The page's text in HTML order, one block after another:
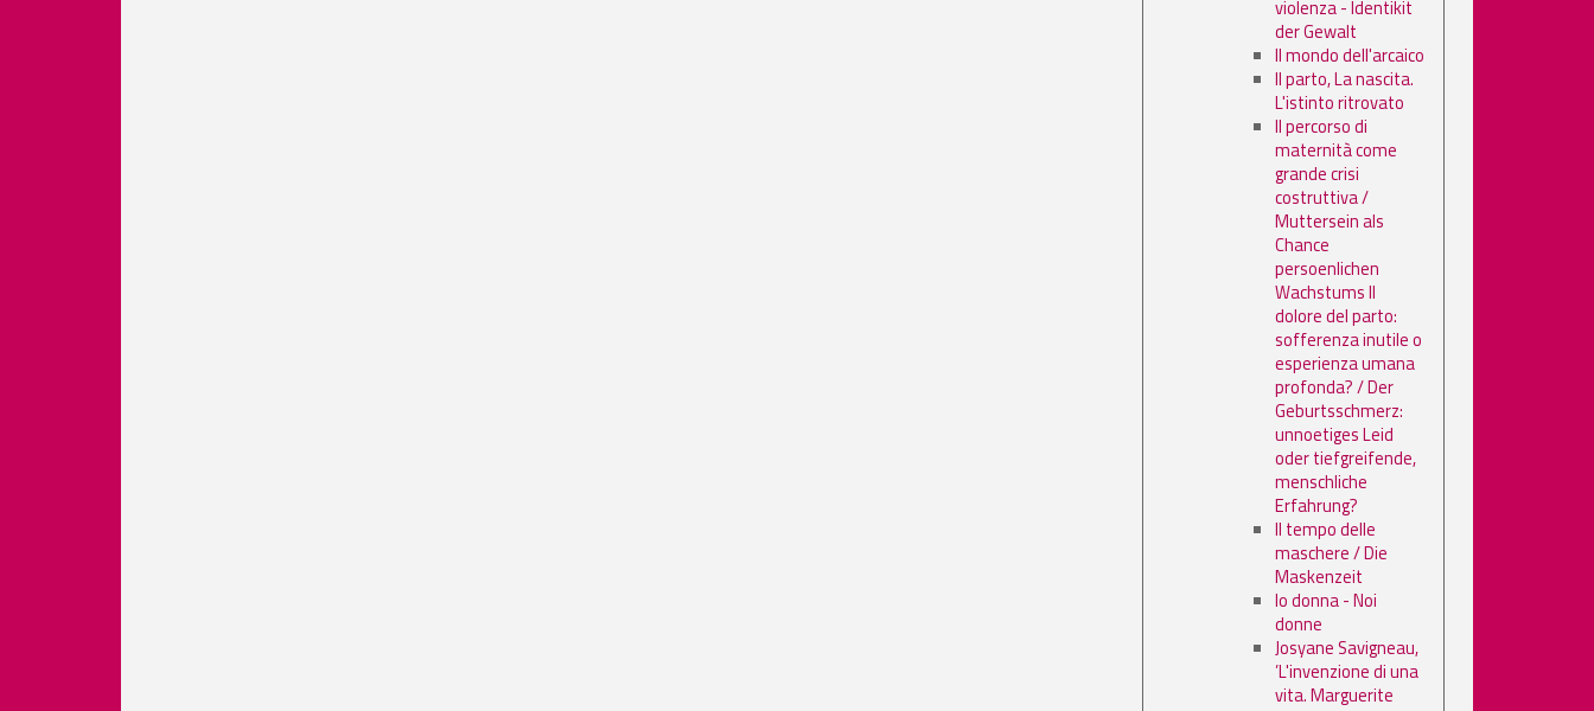
violenza - Identikit
der Gewalt
Il mondo dell'arcaico
Il parto, La nascita.
L'istinto ritrovato
Il percorso di
maternità come
grande crisi
costruttiva /
Muttersein als
Chance
persoenlichen
Wachstums Il
dolore del parto:
sofferenza inutile o
esperienza umana
profonda? / Der
Geburtsschmerz:
unnoetiges Leid
oder tiefgreifende,
menschliche
Erfahrung?
Il tempo delle
maschere / Die
Maskenzeit
Io donna - Noi
donne
Josyane Savigneau,
’L'invenzione di una
vita. Marguerite